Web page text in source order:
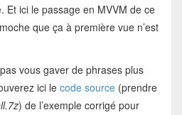
Et ici le passage en MVVM de ce
que ça à première vue n’est
vous gaver de phrases plus
ici le code source(prendre
) de l’exemple corrigé pour